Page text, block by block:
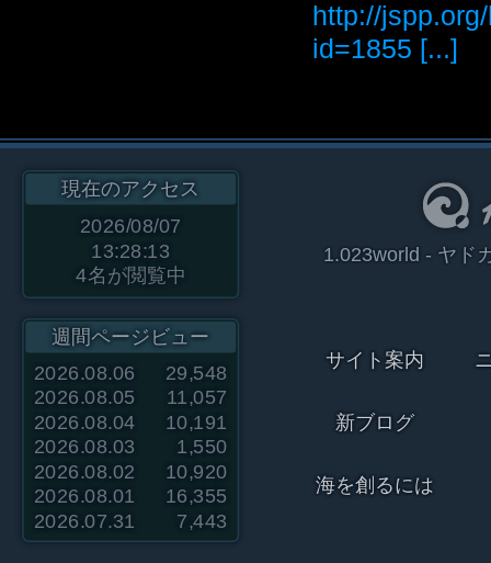
http://
id=1855 [...]
現在のアクセス
2026/08/07
13:28:13
4名が閲覧中
週間ページビュー
2026.08.06
29,548
2026.08.05
11,057
2026.08.04
10,191
2026.08.03
1,550
2026.08.02
10,920
2026.08.01
16,355
2026.07.31
7,443
1.023world - ヤド
サイト案内
新ブログ
海を創るには